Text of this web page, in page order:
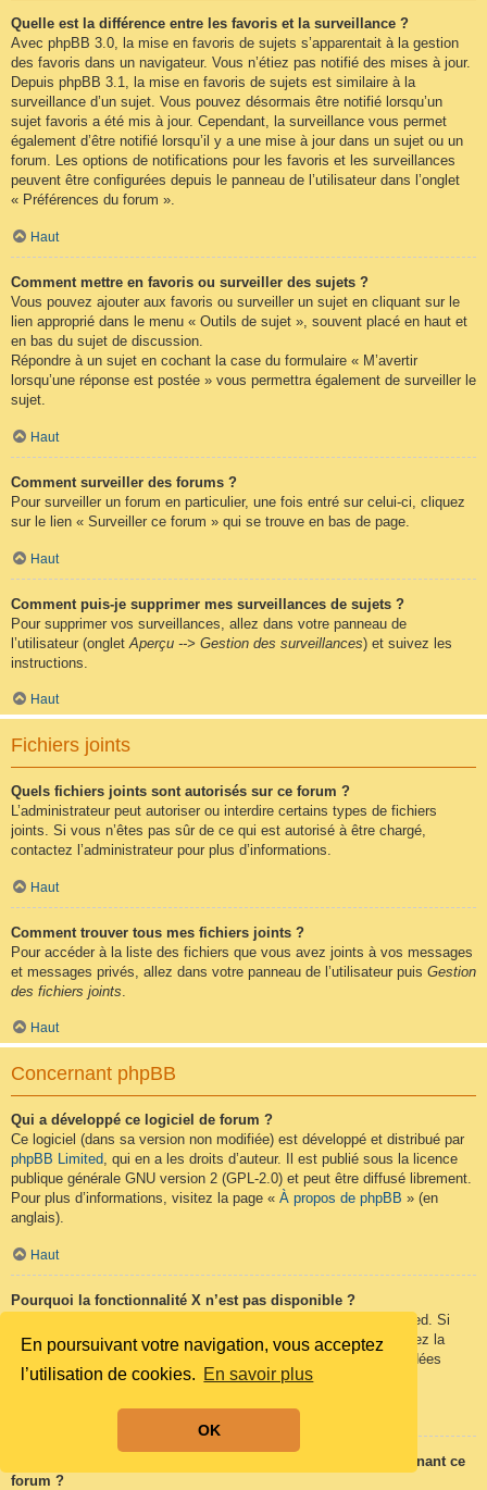
En poursuivant votre navigation, vous acceptez
l’utilisation de cookies. En savoir plus
OK
Quelle est la différence entre les favoris et la surveillance ?
Avec phpBB 3.0, la mise en favoris de sujets s’apparentait à la gestion
des favoris dans un navigateur. Vous n’étiez pas notifié des mises à jour.
Depuis phpBB 3.1, la mise en favoris de sujets est similaire à la
surveillance d’un sujet. Vous pouvez désormais être notifié lorsqu’un
sujet favoris a été mis à jour. Cependant, la surveillance vous permet
également d’être notifié lorsqu’il y a une mise à jour dans un sujet ou un
forum. Les options de notifications pour les favoris et les surveillances
peuvent être configurées depuis le panneau de l’utilisateur dans l’onglet
« Préférences du forum ».
Haut
Comment mettre en favoris ou surveiller des sujets ?
Vous pouvez ajouter aux favoris ou surveiller un sujet en cliquant sur le
lien approprié dans le menu « Outils de sujet », souvent placé en haut et
en bas du sujet de discussion.
Répondre à un sujet en cochant la case du formulaire « M’avertir
lorsqu’une réponse est postée » vous permettra également de surveiller le
sujet.
Haut
Comment surveiller des forums ?
Pour surveiller un forum en particulier, une fois entré sur celui-ci, cliquez
sur le lien « Surveiller ce forum » qui se trouve en bas de page.
Haut
Comment puis-je supprimer mes surveillances de sujets ?
Pour supprimer vos surveillances, allez dans votre panneau de
l’utilisateur (onglet Aperçu --> Gestion des surveillances) et suivez les
instructions.
Haut
Fichiers joints
Quels fichiers joints sont autorisés sur ce forum ?
L’administrateur peut autoriser ou interdire certains types de fichiers
joints. Si vous n’êtes pas sûr de ce qui est autorisé à être chargé,
contactez l’administrateur pour plus d’informations.
Haut
Comment trouver tous mes fichiers joints ?
Pour accéder à la liste des fichiers que vous avez joints à vos messages
et messages privés, allez dans votre panneau de l’utilisateur puis Gestion
des fichiers joints
Haut
Concernant phpBB
Qui a développé ce logiciel de forum ?
Ce logiciel (dans sa version non modifiée) est développé et distribué par
phpBB Limited, qui en a les droits d’auteur. Il est publié sous la licence
publique générale GNU version 2 (GPL-2.0) et peut être diffusé librement.
Pour plus d’informations, visitez la page « À propos de phpBB » (en
anglais).
Haut
Pourquoi la fonctionnalité X n’est pas disponible ?
Ce logiciel a été développé et mis sous licence par phpBB Limited. Si
vous pensez qu’une fonctionnalité nécessite d’être ajoutée, visitez la
phpBB Ideas
(en anglais) où vous pouvez voter pour des idées
proposées ou en suggérer de nouvelles.
Qui contacter pour les abus ou les questions légales concernant ce
forum ?